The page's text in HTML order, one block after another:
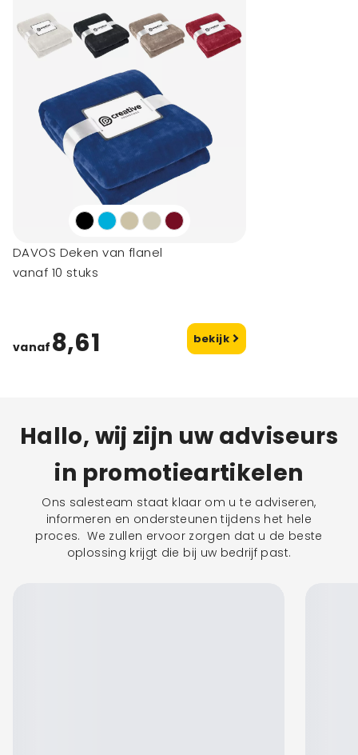
DAVOS Deken van flanel
vanaf 10 stuks
vanaf 8,61 bekijk
Hallo, wij zijn uw adviseurs
in promotieartikelen
Ons salesteam staat klaar om u te adviseren,
informeren en ondersteunen tijdens het hele
proces. We zullen ervoor zorgen dat u de beste
oplossing krijgt die bij uw bedrijf past.